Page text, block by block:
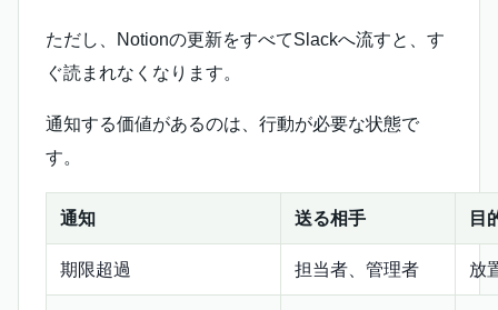
ただし、Notionの更新をすべてSlackへ流すと、す
ぐ読まれなくなります。
通知する価値があるのは、行動が必要な状態で
す。
通知 送る相手 目
期限超過 担当者、管理者 放